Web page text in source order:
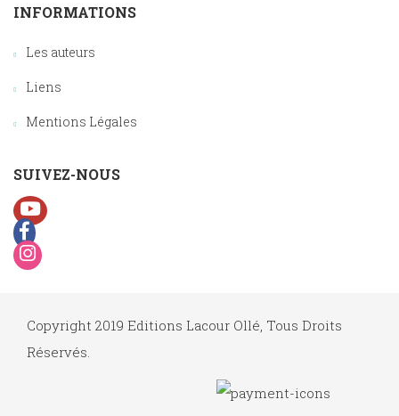
INFORMATIONS
Les auteurs
Liens
Mentions Légales
SUIVEZ-NOUS
Copyright 2019 Editions Lacour Ollé, Tous Droits
Réservés.